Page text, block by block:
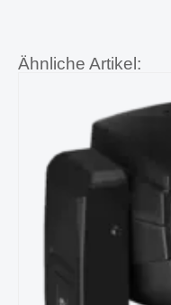
Ähnliche Artikel: